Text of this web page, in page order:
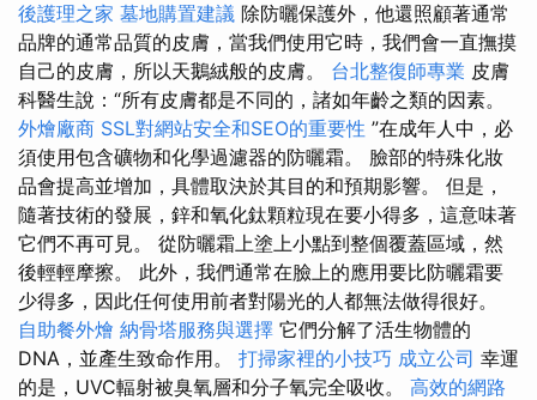
後護理之家 墓地購置建議 除防曬保護外，他還照顧著通常
品牌的通常品質的皮膚，當我們使用它時，我們會一直撫摸
自己的皮膚，所以天鵝絨般的皮膚。 台北整復師專業 皮膚
科醫生說：“所有皮膚都是不同的，諸如年齡之類的因素。
外燴廠商 SSL對網站安全和SEO的重要性 ”在成年人中，必
須使用包含礦物和化學過濾器的防曬霜。 臉部的特殊化妝
品會提高並增加，具體取決於其目的和預期影響。 但是，
隨著技術的發展，鋅和氧化鈦顆粒現在要小得多，這意味著
它們不再可見。 從防曬霜上塗上小點到整個覆蓋區域，然
後輕輕摩擦。 此外，我們通常在臉上的應用要比防曬霜要
少得多，因此任何使用前者對陽光的人都無法做得很好。
自助餐外燴 納骨塔服務與選擇 它們分解了活生物體的
DNA，並產生致命作用。 打掃家裡的小技巧 成立公司 幸運
的是，UVC輻射被臭氧層和分子氧完全吸收。 高效的網路